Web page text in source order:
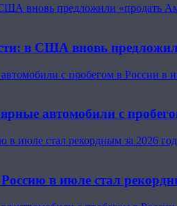
вновь предложили «продать
в США вновь
с пробегом в России в
автомобили с
в июле стал рекордным за 2026 год
в июле стал